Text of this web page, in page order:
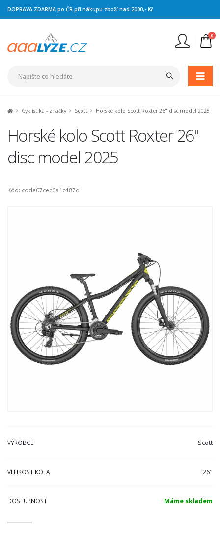
DOPRAVA ZDARMA po ČR při nákupu zboží nad 2000,- Kč
0
Cyklistika - značky Scott Horské kolo Scott Roxter 26" disc model 2025
Horské kolo Scott Roxter 26"
disc model 2025
Kód: code67cec0a4c487d
VÝROBCE Scott
VELIKOST KOLA 26"
DOSTUPNOST Máme skladem